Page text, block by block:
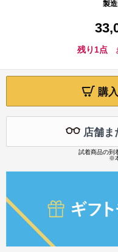
製造
残り1点
購
店舗ま
試着商品の到
※